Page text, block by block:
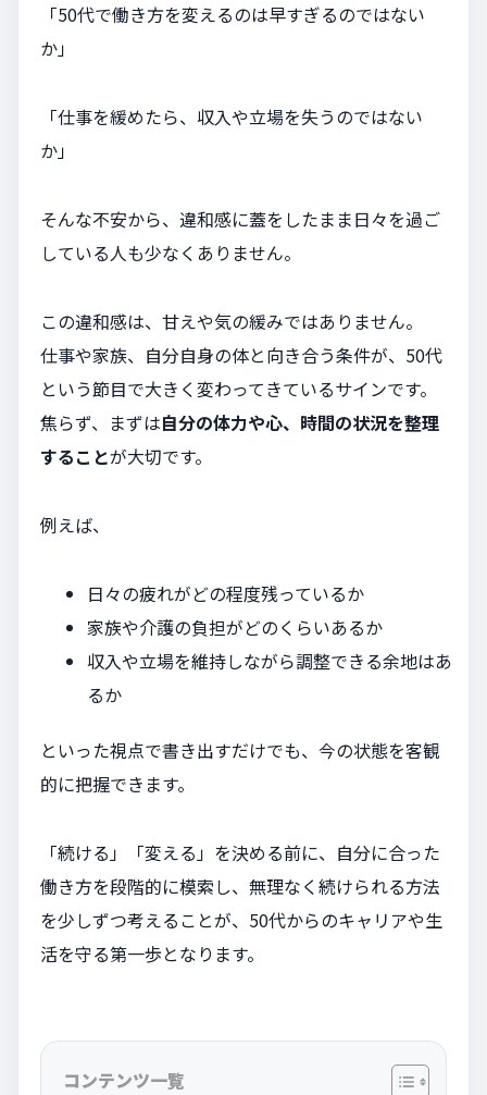
「50代で働き方を変えるのは早すぎるのではない
か」
「仕事を緩めたら、収入や立場を失うのではない
か」
そんな不安から、違和感に蓋をしたまま日々を過ご
している人も少なくありません。
この違和感は、甘えや気の緩みではありません。
仕事や家族、自分自身の体と向き合う条件が、50代
という節目で大きく変わってきているサインです。
焦らず、まずは自分の体力や心、時間の状況を整理
することが大切です。
例えば、
日々の疲れがどの程度残っているか
家族や介護の負担がどのくらいあるか
収入や立場を維持しながら調整できる余地はあ
るか
といった視点で書き出すだけでも、今の状態を客観
的に把握できます。
「続ける」「変える」を決める前に、自分に合った
働き方を段階的に模索し、無理なく続けられる方法
を少しずつ考えることが、50代からのキャリアや生
活を守る第一歩となります。
コンテンツ一覧